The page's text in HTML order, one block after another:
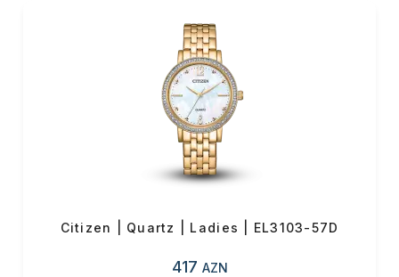
Citizen | Quartz | Ladies | EL3103-57D
417 AZN